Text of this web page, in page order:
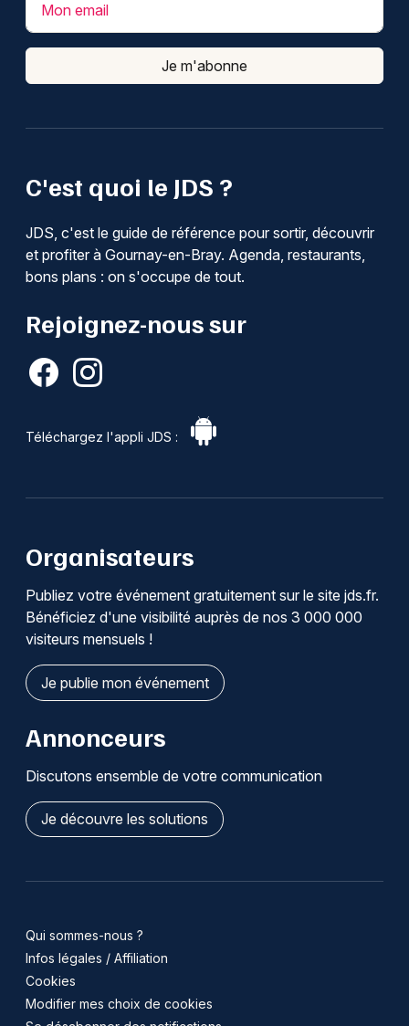
C'est quoi le JDS ?
JDS, c'est le guide de référence pour sortir, découvrir
et profiter à Gournay-en-Bray. Agenda, restaurants,
bons plans : on s'occupe de tout.
Rejoignez-nous sur
Téléchargez l'appli JDS :
Mon email
Je m'abonne
Organisateurs
Publiez votre événement gratuitement sur le site jds.fr.
Bénéficiez d'une visibilité auprès de nos 3 000 000
visiteurs mensuels !
Je publie mon événement
Annonceurs
Discutons ensemble de votre communication
Je découvre les solutions
Qui sommes-nous ?
Infos légales / Affiliation
Cookies
Modifier mes choix de cookies